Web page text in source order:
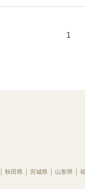
1
秋田県 宮城県 山形県